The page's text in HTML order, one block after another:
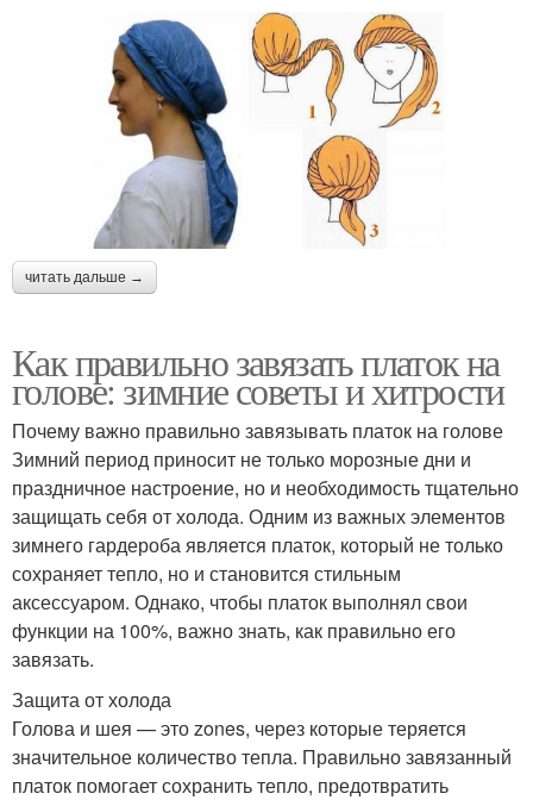
читать дальше →
Как правильно завязать платок на
голове: зимние советы и хитрости
Почему важно правильно завязывать платок на голове
Зимний период приносит не только морозные дни и
праздничное настроение, но и необходимость тщательно
защищать себя от холода. Одним из важных элементов
зимнего гардероба является платок, который не только
сохраняет тепло, но и становится стильным
аксессуаром. Однако, чтобы платок выполнял свои
функции на 100%, важно знать, как правильно его
завязать.
Защита от холода
Голова и шея — это zones, через которые теряется
значительное количество тепла. Правильно завязанный
платок помогает сохранить тепло, предотвратить